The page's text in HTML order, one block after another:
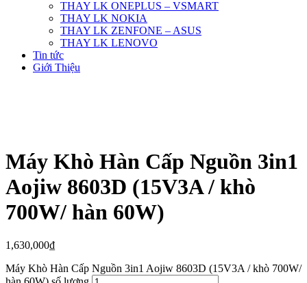
THAY LK ONEPLUS – VSMART
THAY LK NOKIA
THAY LK ZENFONE – ASUS
THAY LK LENOVO
Tin tức
Giới Thiệu
Máy Khò Hàn Cấp Nguồn 3in1
Aojiw 8603D (15V3A / khò
700W/ hàn 60W)
1,630,000₫
Máy Khò Hàn Cấp Nguồn 3in1 Aojiw 8603D (15V3A / khò 700W/